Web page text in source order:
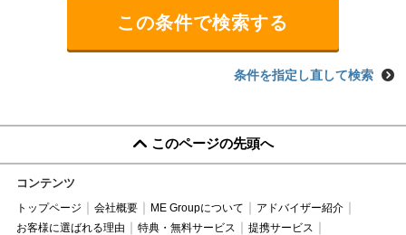
条件を指定し直して検索
このページの先頭へ
コンテンツ
トップページ 会社概要 ME Groupについて
アドバイザー紹介
お客様に選ばれる理由
特典・無料サービス
提携サービス